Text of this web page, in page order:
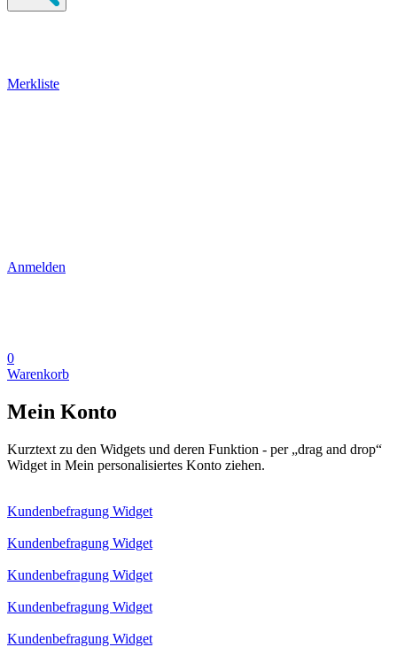
Merkliste
Anmelden
0
Warenkorb
Mein Konto
Kurztext zu den Widgets und deren Funktion - per „drag and drop“
Widget in Mein personalisiertes Konto ziehen.
Kundenbefragung Widget
Kundenbefragung Widget
Kundenbefragung Widget
Kundenbefragung Widget
Kundenbefragung Widget